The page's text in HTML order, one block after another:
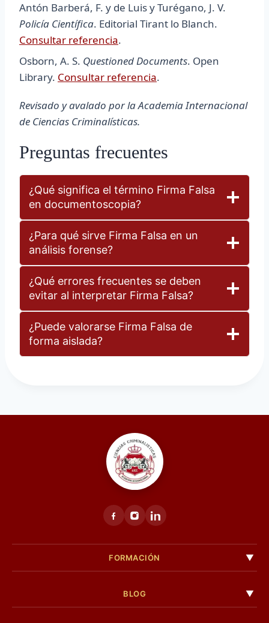
Antón Barberá, F. y de Luis y Turégano, J. V.
Policía Científica. Editorial Tirant lo Blanch.
Consultar referencia.
Osborn, A. S. Questioned Documents. Open
Library. Consultar referencia.
Revisado y avalado por la Academia Internacional
de Ciencias Criminalísticas.
Preguntas frecuentes
¿Qué significa el término Firma Falsa
en documentoscopia?
¿Para qué sirve Firma Falsa en un
análisis forense?
¿Qué errores frecuentes se deben
evitar al interpretar Firma Falsa?
¿Puede valorarse Firma Falsa de
forma aislada?
FORMACIÓN
BLOG